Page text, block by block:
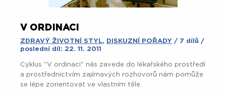
V ORDINACI
ZDRAVÝ ŽIVOTNÍ STYL, DISKUZNÍ POŘADY / 7 dílů /
poslední díl: 22. 11. 2011
Cyklus "V ordinaci" nás zavede do lékařského prostředí
a prostřednictvím zajímavých rozhovorů nám pomůže
se lépe zorientovat ve vlastním těle.